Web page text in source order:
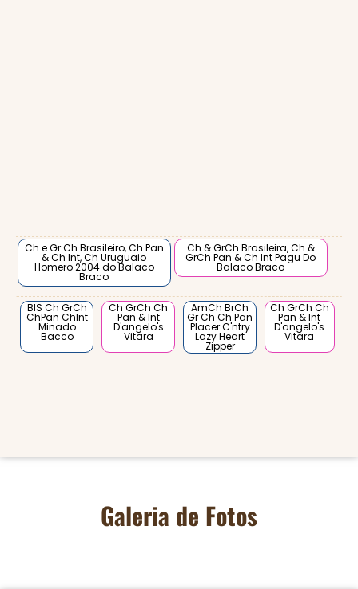
Ch e Gr Ch Brasileiro, Ch Pan
& Ch Int, Ch Uruguaio
Homero 2004 do Balaco
Braco
Ch & GrCh Brasileira, Ch &
GrCh Pan & Ch Int Pagu Do
Balaco Braco
BIS Ch GrCh
ChPan ChInt
Minado
Bacco
Ch GrCh Ch
Pan & Int
D'angelo's
Vitara
AmCh BrCh
Gr Ch Ch Pan
Placer C'ntry
Lazy Heart
Zipper
Ch GrCh Ch
Pan & Int
D'angelo's
Vitara
Galeria de Fotos